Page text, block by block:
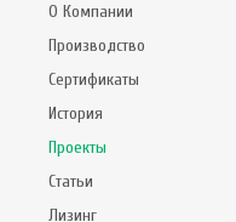
О Компании
Производство
Сертификаты
История
Проекты
Статьи
Лизинг